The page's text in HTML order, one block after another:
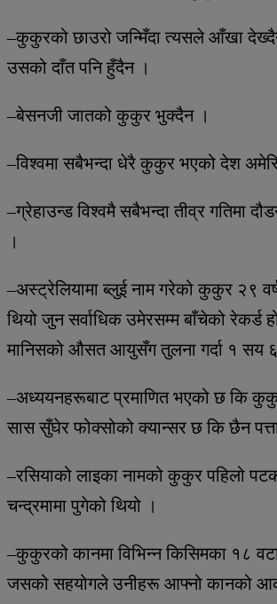
–कुकुरको छाउरो जन्मिँदा त्यसले आँखा
उसको दाँत पनि हुँदैन ।
–बेसनजी जातको कुकुर भुक्दैन ।
–विश्वमा सबैभन्दा धेरै कुकुर भएको देश
–ग्रेहाउन्ड विश्वमै सबैभन्दा तीव्र गतिमा
।
–अस्ट्रेलियामा ब्लुई नाम गरेको कुकुर २९
थियो जुन सर्वाधिक उमेरसम्म बाँचेको रेकर्ड
मानिसको औसत आयुसँग तुलना गर्दा १ सय
–अध्ययनहरूबाट प्रमाणित भएको छ कि
सास सुँघेर फोक्सोको क्यान्सर छ कि छैन
–रसियाको लाइका नामको कुकुर पहिलो
चन्द्रमामा पुगेको थियो ।
–कुकुरको कानमा विभिन्न किसिमका १८
जसको सहयोगले उनीहरू आफ्नो कानको